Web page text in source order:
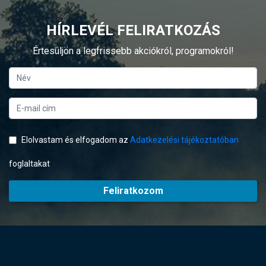
HÍRLEVÉL FELIRATKOZÁS
Értesüljön a legfrissebb akciókról, programokról!
Elolvastam és elfogadom az Adatkezelési tájékoztatóban
foglaltakat
Feliratkozom